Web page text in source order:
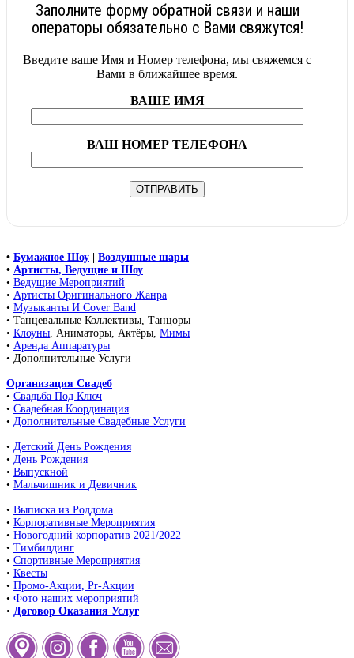
Заполните форму обратной связи и наши
операторы обязательно с Вами свяжутся!
Введите ваше Имя и Номер телефона, мы свяжемся с
Вами в ближайшее время.
ВАШЕ ИМЯ
ВАШ НОМЕР ТЕЛЕФОНА
• Бумажное Шоу
Воздушные шары
• Артисты, Ведущие и Шоу
• Ведущие Мероприятий
• Артисты Оригинального Жанра
• Музыканты И Cover Band
• Танцевальные Коллективы, Танцоры
• Клоуны, Аниматоры, Актёры, Мимы
• Аренда Аппаратуры
• Дополнительные Услуги
Организация Свадеб
• Свадьба Под Ключ
• Свадебная Координация
• Дополнительные Свадебные Услуги
• Детский День Рождения
• День Рождения
• Выпускной
• Мальчишник и Девичник
• Выписка из Роддома
• Корпоративные Мероприятия
• Новогодний корпоратив 2021/2022
• Тимбилдинг
• Спортивные Мероприятия
• Квесты
• Промо-Акции, Pr-Акции
• Фото наших мероприятий
• Договор Оказания Услуг